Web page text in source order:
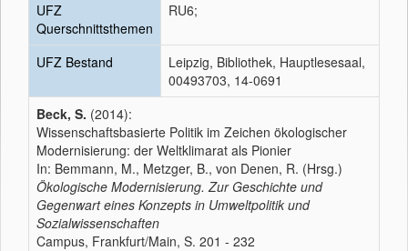
UFZ
Querschnittsthemen
RU6;
UFZ Bestand
Leipzig, Bibliothek, Hauptlesesaal,
00493703, 14-0691
Beck, S. (2014):
Wissenschaftsbasierte Politik im Zeichen ökologischer
Modernisierung: der Weltklimarat als Pionier
In: Bemmann, M., Metzger, B., von Denen, R. (Hrsg.)
Ökologische Modernisierung. Zur Geschichte und
Gegenwart eines Konzepts in Umweltpolitik und
Sozialwissenschaften
Campus, Frankfurt/Main, S. 201 - 232